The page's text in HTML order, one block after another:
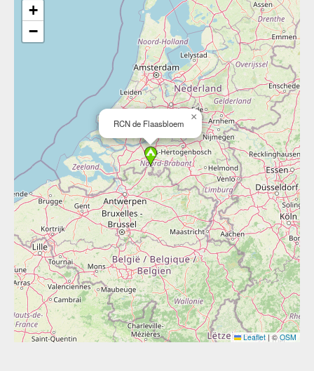
RCN de Flaasbloem
×
+
−
Leaflet |©OSM